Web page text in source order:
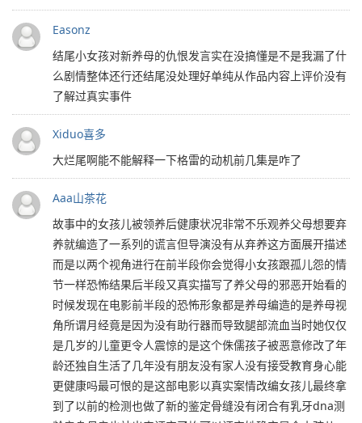
Easonz
结尾小女孩对新养母的仇恨发言实在没搞懂是不是我漏了什
么剧情整体还行还结尾没处理好单纯从作品内容上评价没有
了解过真实事件
Xiduo喜多
大烂尾啊能不能解释一下格雷的动机前几集是咋了
Aaa山茶花
故事中的女孩儿被领养后健康状况非常不乐观养父母想要弃
养就编造了一系列的谎言但导演没有从弃养这方面展开描述
而是以两个视角进行在前半段你会觉得小女孩跟孤儿怨的情
节一样恐怖结果后半段又真实描写了养父母的邪恶开始看的
时候发现在电影前半段的恐怖形象都是养母编造的是养母视
角所谓月经竟是因为没有助行器而导致腿部流血当时她仅仅
是几岁的儿童更令人震惊的是这个侏儒孩子被恶意修改了年
龄还独自生活了几年没有朋友没有家人没有接受教育身心能
更健康吗最可恨的是这部电影以真实案情改编女孩儿最终拿
到了以前的检测也做了新的鉴定骨缝没有闭合有乳牙dna测